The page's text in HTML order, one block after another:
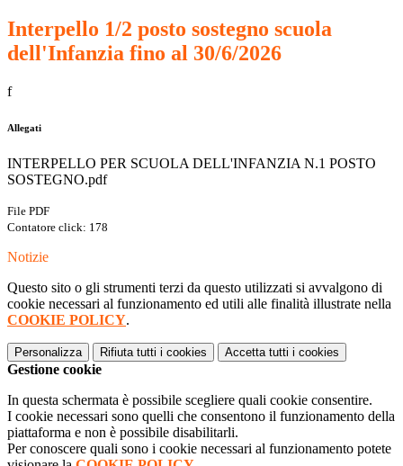
Interpello 1/2 posto sostegno scuola
dell'Infanzia fino al 30/6/2026
f
Allegati
INTERPELLO PER SCUOLA DELL'INFANZIA N.1 POSTO
SOSTEGNO.pdf
File PDF
Contatore click: 178
Notizie
Questo sito o gli strumenti terzi da questo utilizzati si avvalgono di
cookie necessari al funzionamento ed utili alle finalità illustrate nella
COOKIE POLICY.
Personalizza Rifiuta tutti i cookies Accetta tutti i cookies
Gestione cookie
In questa schermata è possibile scegliere quali cookie consentire.
I cookie necessari sono quelli che consentono il funzionamento della
piattaforma e non è possibile disabilitarli.
Per conoscere quali sono i cookie necessari al funzionamento potete